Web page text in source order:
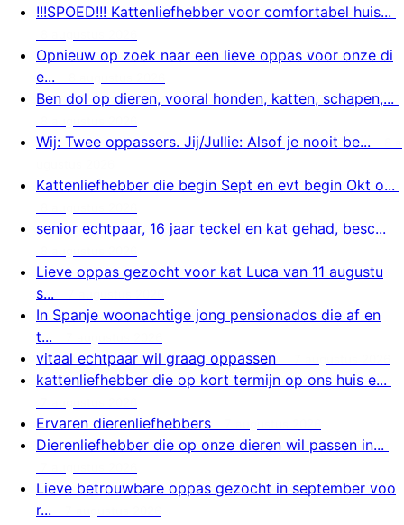
!!!SPOED!!! Kattenliefhebber voor comfortabel huis...
Opnieuw op zoek naar een lieve oppas voor onze di
e...
Ben dol op dieren, vooral honden, katten, schapen,...
Wij: Twee oppassers. Jij/Jullie: Alsof je nooit be...
Kattenliefhebber die begin Sept en evt begin Okt o...
senior echtpaar, 16 jaar teckel en kat gehad, besc...
Lieve oppas gezocht voor kat Luca van 11 augustu
s...
In Spanje woonachtige jong pensionados die af en
t...
vitaal echtpaar wil graag oppassen
kattenliefhebber die op kort termijn op ons huis e...
Ervaren dierenliefhebbers
Dierenliefhebber die op onze dieren wil passen in...
Lieve betrouwbare oppas gezocht in september voo
r...